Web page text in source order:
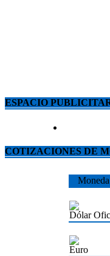
ESPACIO
COTIZACIONES DE
Moneda
Dólar
Euro